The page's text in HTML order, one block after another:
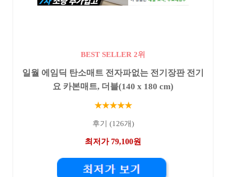
BEST SELLER 2위
일월 에임딕 탄소매트 전자파없는 전기장판 전기
요 카본매트, 더블(140 x 180 cm)
★★★★★
후기 (126개)
최저가 79,100원